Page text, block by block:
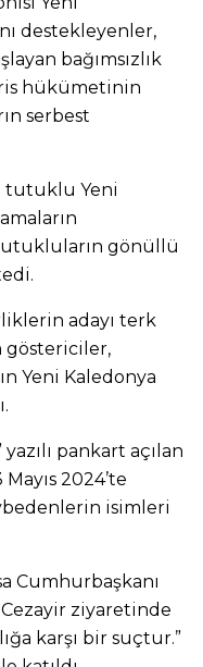
destekleyenler,
bağımsızlık
hükümetinin
serbest
tutuklu Yeni
gönüllü
adayı terk
Yeni Kaledonya
pankart açılan
2024’te
isimleri
Cumhurbaşkanı
Cezayir ziyaretinde
karşı bir suçtur.”